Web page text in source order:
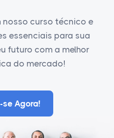
nosso curso técnico e
essenciais para sua
futuro com a melhor
do mercado!
Agora!